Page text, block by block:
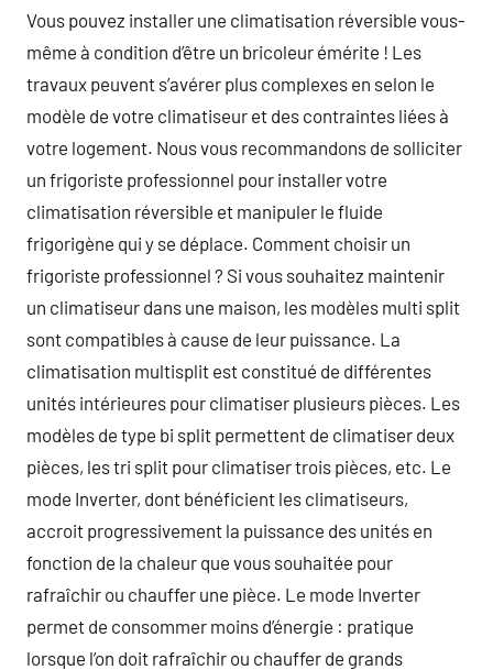
Vous pouvez installer une climatisation réversible vous-
même à condition d’être un bricoleur émérite ! Les
travaux peuvent s’avérer plus complexes en selon le
modèle de votre climatiseur et des contraintes liées à
votre logement. Nous vous recommandons de solliciter
un frigoriste professionnel pour installer votre
climatisation réversible et manipuler le fluide
frigorigène qui y se déplace. Comment choisir un
frigoriste professionnel ? Si vous souhaitez maintenir
un climatiseur dans une maison, les modèles multi split
sont compatibles à cause de leur puissance. La
climatisation multisplit est constitué de différentes
unités intérieures pour climatiser plusieurs pièces. Les
modèles de type bi split permettent de climatiser deux
pièces, les tri split pour climatiser trois pièces, etc. Le
mode Inverter, dont bénéficient les climatiseurs,
accroit progressivement la puissance des unités en
fonction de la chaleur que vous souhaitée pour
rafraîchir ou chauffer une pièce. Le mode Inverter
permet de consommer moins d’énergie : pratique
lorsque l’on doit rafraîchir ou chauffer de grands